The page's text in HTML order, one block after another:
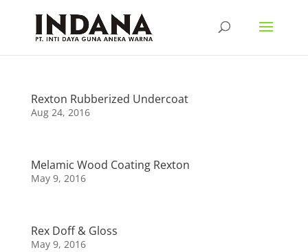
Rexton Rubberized Undercoat
Aug 24, 2016
Melamic Wood Coating Rexton
May 9, 2016
Rex Doff & Gloss
May 9, 2016